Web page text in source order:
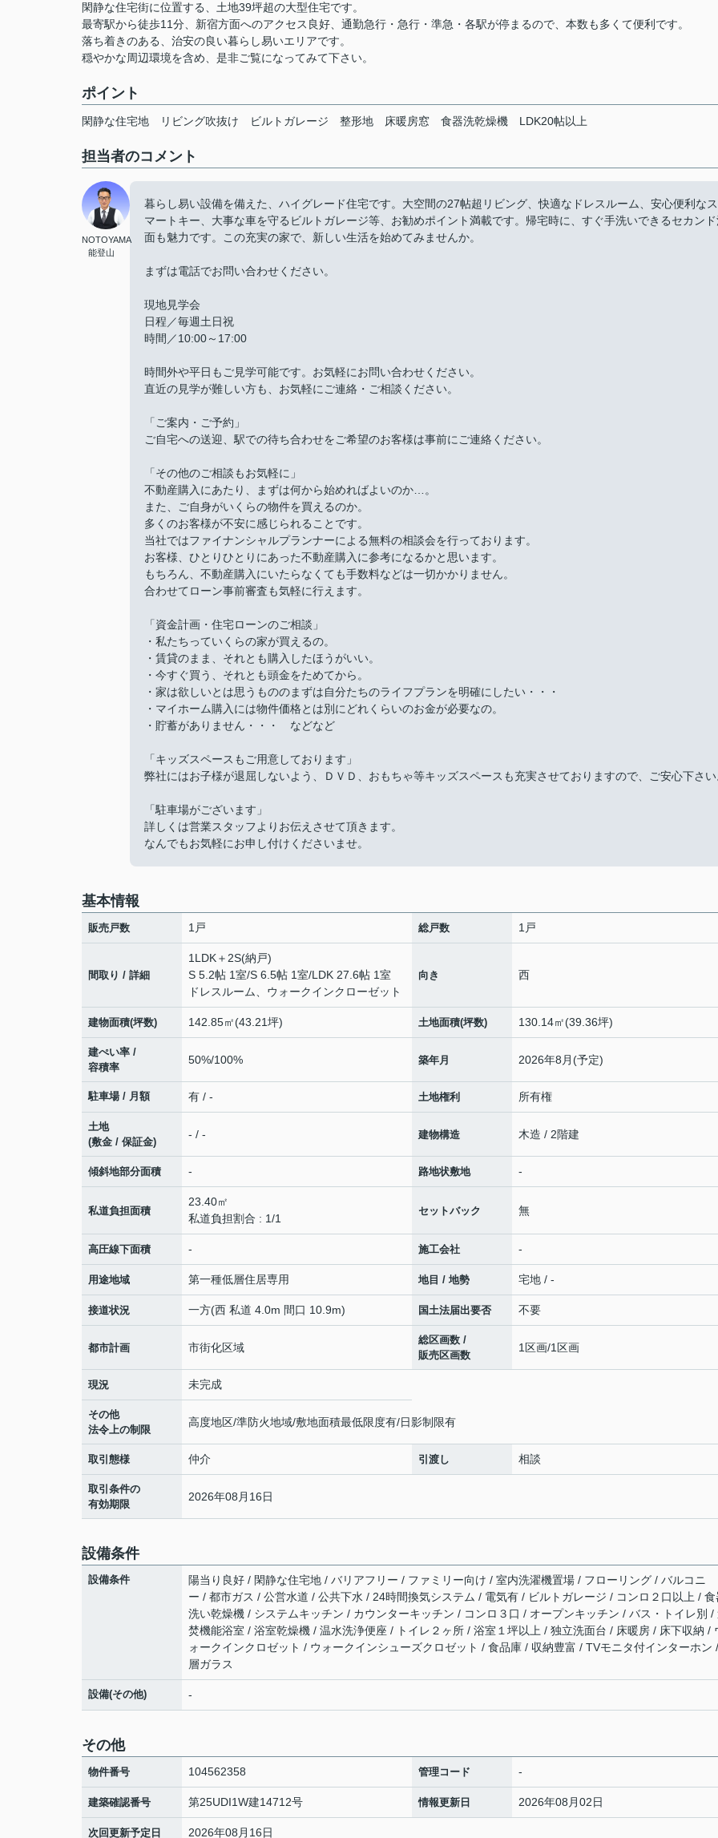
閑静な住宅街に位置する、土地39坪超の大型住宅です。
最寄駅から徒歩11分、新宿方面へのアクセス良好、通勤急行・急行・準急・各駅が停まるので、本数も多くて便利です。
落ち着きのある、治安の良い暮らし易いエリアです。
穏やかな周辺環境を含め、是非ご覧になってみて下さい。
ポイント
閑静な住宅地 リビング吹抜け ビルトガレージ 整形地 床暖房窓 食器洗乾燥機 LDK20帖以上
担当者のコメント
NOTOYAMA
能登山
暮らし易い設備を備えた、ハイグレード住宅です。大空間の27帖超リビング、快適なドレスルーム、安心便利なス
マートキー、大事な車を守るビルトガレージ等、お勧めポイント満載です。帰宅時に、すぐ手洗いできるセカン
面も魅力です。この充実の家で、新しい生活を始めてみませんか。
まずは電話でお問い合わせください。
現地見学会
日程／毎週土日祝
時間／10:00～17:00
時間外や平日もご見学可能です。お気軽にお問い合わせください。
直近の見学が難しい方も、お気軽にご連絡・ご相談ください。
「ご案内・ご予約」
ご自宅への送迎、駅での待ち合わせをご希望のお客様は事前にご連絡ください。
「その他のご相談もお気軽に」
不動産購入にあたり、まずは何から始めればよいのか…。
また、ご自身がいくらの物件を買えるのか。
多くのお客様が不安に感じられることです。
当社ではファイナンシャルプランナーによる無料の相談会を行っております。
お客様、ひとりひとりにあった不動産購入に参考になるかと思います。
もちろん、不動産購入にいたらなくても手数料などは一切かかりません。
合わせてローン事前審査も気軽に行えます。
「資金計画・住宅ローンのご相談」
・私たちっていくらの家が買えるの。
・賃貸のまま、それとも購入したほうがいい。
・今すぐ買う、それとも頭金をためてから。
・家は欲しいとは思うもののまずは自分たちのライフプランを明確にしたい・・・
・マイホーム購入には物件価格とは別にどれくらいのお金が必要なの。
・貯蓄がありません・・・ などなど
「キッズスペースもご用意しております」
弊社にはお子様が退屈しないよう、ＤＶＤ、おもちゃ等キッズスペースも充実させておりますので、ご安心下さ
「駐車場がございます」
詳しくは営業スタッフよりお伝えさせて頂きます。
なんでもお気軽にお申し付けくださいませ。
基本情報
販売戸数 1戸 総戸数 1戸
間取り / 詳細
1LDK＋2S(納戸)
S 5.2帖 1室/S 6.5帖 1室/LDK 27.6帖 1室
ドレスルーム、ウォークインクローゼット
向き 西
建物面積(坪数) 142.85㎡(43.21坪) 土地面積(坪数) 130.14㎡(39.36坪)
建ぺい率 /
容積率
50%/100% 築年月 2026年8月(予定)
駐車場 / 月額 有 / - 土地権利 所有権
土地
(敷金 / 保証金)
- / - 建物構造 木造 / 2階建
傾斜地部分面積 - 路地状敷地 -
私道負担面積
23.40㎡
私道負担割合 : 1/1
セットバック 無
高圧線下面積 - 施工会社 -
用途地域 第一種低層住居専用 地目 / 地勢 宅地 / -
接道状況 一方(西 私道 4.0m 間口 10.9m) 国土法届出要否 不要
都市計画 市街化区域
総区画数 /
販売区画数
1区画/1区画
現況 未完成
その他
法令上の制限
高度地区/準防火地域/敷地面積最低限度有/日影制限有
取引態様 仲介 引渡し 相談
取引条件の
有効期限
2026年08月16日
設備条件
設備条件
陽当り良好 / 閑静な住宅地 / バリアフリー / ファミリー向け / 室内洗濯機置場 / フローリング / バルコニ
ー / 都市ガス / 公営水道 / 公共下水 / 24時間換気システム / 電気有 / ビルトガレージ / コンロ２口以上 / 食
洗い乾燥機 / システムキッチン / カウンターキッチン / コンロ３口 / オープンキッチン / バス・トイレ別 /
焚機能浴室 / 浴室乾燥機 / 温水洗浄便座 / トイレ２ヶ所 / 浴室１坪以上 / 独立洗面台 / 床暖房 / 床下収納 /
ォークインクロゼット / ウォークインシューズクロゼット / 食品庫 / 収納豊富 / TVモニタ付インターホン
層ガラス
設備(その他) -
その他
物件番号 104562358 管理コード -
建築確認番号 第25UDI1W建14712号 情報更新日 2026年08月02日
次回更新予定日 2026年08月16日